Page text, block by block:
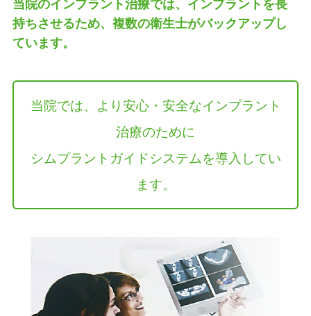
当院のインプラント治療では、インプラントを長
持ちさせるため、複数の衛生士がバックアップし
ています。
当院では、より安心・安全なインプラント
治療のために
シムプラントガイドシステムを導入してい
ます。